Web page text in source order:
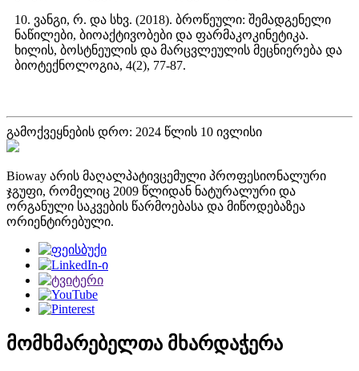
10. ვანგი, რ. და სხვ. (2018). ბროწეული: შემადგენელი
ნაწილები, ბიოაქტივობები და ფარმაკოკინეტიკა.
ხილის, ბოსტნეულის და მარცვლეულის მეცნიერება და
ბიოტექნოლოგია, 4(2), 77-87.
გამოქვეყნების დრო: 2024 წლის 10 ივლისი
Bioway არის მაღალპატივცემული პროფესიონალური
ჯგუფი, რომელიც 2009 წლიდან ნატურალური და
ორგანული საკვების წარმოებასა და მიწოდებაზეა
ორიენტირებული.
მომხმარებელთა მხარდაჭერა